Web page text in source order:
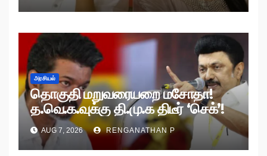
அரசியல்
தொகுதி மறுவரையறை மசோதா!
த.வெ.க.வுக்கு தி.மு.க திடீர் ‘செக்’!
AUG 7, 2026 RENGANATHAN P